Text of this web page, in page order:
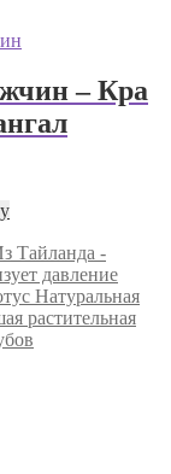
– Кра
Тайланда -
давление
Натуральная
растительная